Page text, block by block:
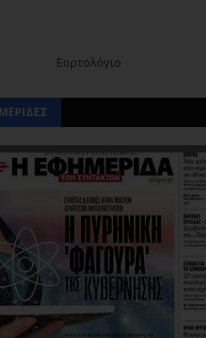
Εορτολόγιο